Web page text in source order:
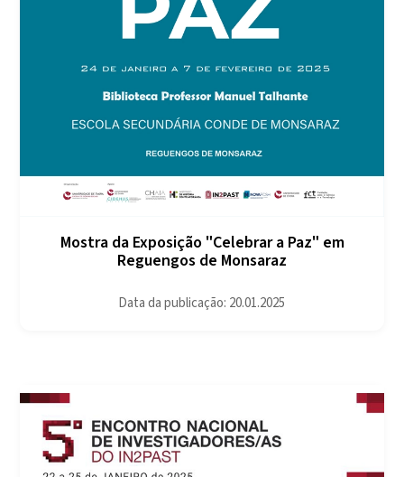
Mostra da Exposição "Celebrar a Paz" em
Reguengos de Monsaraz
Data da publicação: 20.01.2025